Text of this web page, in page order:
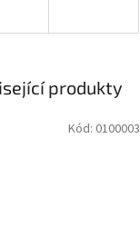
produkty
Kód: 0100003